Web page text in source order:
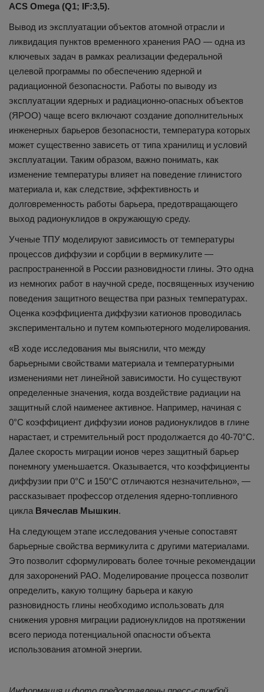
ACS Omega (Q1; IF:3,5).
Вывод из эксплуатации объектов атомной отрасли и
ликвидация пунктов временного хранения РАО — одна из
ключевых задач в рамках реализации федеральной
целевой программы по обеспечению ядерной и
радиационной безопасности. Работы по выводу из
эксплуатации ядерных и радиационно-опасных объектов
(ЯРОО) чаще всего включают создание дополнительных
инженерных барьеров безопасности, температура которых
может существенно зависеть от типа хранилищ и условий
эксплуатации. Таким образом, важно понимать, как
изменение температуры влияет на поведение глинистого
материала и, как следствие, эффективность и
долговременность работы барьера, предотвращающего
выход радионуклидов в окружающую среду.
Ученые ТПУ моделируют зависимость от температуры
процессов диффузии и сорбции в вермикулите —
распространенной в России разновидности глины. Это одна
из немногих работ в научной среде, посвященных изучению
поведения защитного вещества при разных температурах.
Оценка коэффициента диффузии катионов проводилась
экспериментально и путем компьютерного моделирования.
«В ходе исследования мы выяснили, что между
барьерными свойствами материала и температурными
изменениями нет линейной зависимости. Но существуют
определенные значения, когда воздействие радиации на
защитный слой наименее активное. Например, начиная с
0°С коэффициент диффузии ионов радионуклидов в глине
нарастает, и стремительный рост продолжается до 40-70°С.
Далее скорость миграции ионов через защитный барьер
понемногу уменьшается. Оказывается, что коэффициенты
диффузии при 0°С и 150°С отличаются незначительно», —
рассказывает профессор отделения ядерно-топливного
цикла Вячеслав Мышкин.
На следующем этапе исследования ученые сопоставят
барьерные свойства вермикулита с другими материалами.
Это позволит сформулировать более точные рекомендации
для захоронений РАО. Моделирование процесса позволит
определить, какую толщину барьера и какую
разновидность глины необходимо использовать для
снижения уровня миграции радионуклидов на протяжении
всего периода потенциальной опасности объекта
использования атомной энергии.